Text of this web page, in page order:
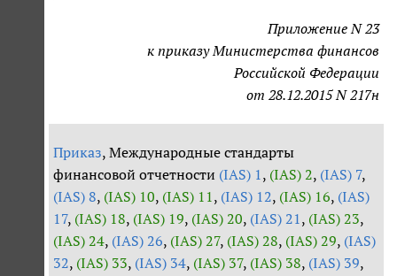
Приложение N 23
к приказу Министерства финансов
Российской Федерации
от 28.12.2015 N 217н
Приказ, Международные стандарты
финансовой отчетности (IAS) 1, (IAS) 2, (IAS) 7,
(IAS) 8, (IAS) 10, (IAS) 11, (IAS) 12, (IAS) 16, (IAS)
17, (IAS) 18, (IAS) 19, (IAS) 20, (IAS) 21, (IAS) 23,
(IAS) 24, (IAS) 26, (IAS) 27, (IAS) 28, (IAS) 29, (IAS)
32, (IAS) 33, (IAS) 34, (IAS) 37, (IAS) 38, (IAS) 39,